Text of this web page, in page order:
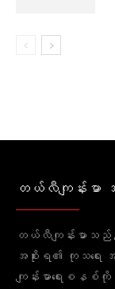
တယ်လီကျန်းမ
တယ်လီကျန်းမာသည် က
အစိုးရ၏ ကုသရေ
ကျန်းမာရေးစနစ်